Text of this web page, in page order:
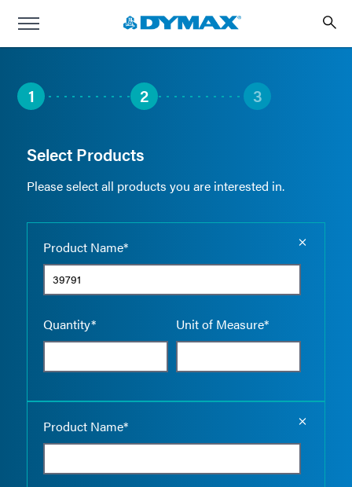
1 2 3
Select Products
Please select all products you are interested in.
Product Name*
Quantity* Unit of Measure*
Product Name*